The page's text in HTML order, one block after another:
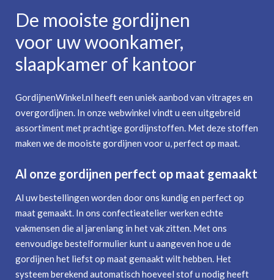
De mooiste gordijnen
voor uw woonkamer,
slaapkamer of kantoor
GordijnenWinkel.nl heeft een uniek aanbod van vitrages en
overgordijnen. In onze webwinkel vindt u een uitgebreid
assortiment met prachtige gordijnstoffen. Met deze stoffen
maken we de mooiste gordijnen voor u, perfect op maat.
Al onze gordijnen perfect op maat gemaakt
Al uw bestellingen worden door ons kundig en perfect op
maat gemaakt. In ons confectieatelier werken echte
vakmensen die al jarenlang in het vak zitten. Met ons
eenvoudige bestelformulier kunt u aangeven hoe u de
gordijnen het liefst op maat gemaakt wilt hebben. Het
systeem berekend automatisch hoeveel stof u nodig heeft